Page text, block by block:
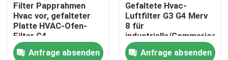
Qualitätskontrolle
Treten Sie mit uns in Verbindung
Filter Papprahmen
Hvac vor, gefalteter
Platte HVAC-Ofen-
Filter G4
Anfrage absenden
Gefaltete Hvac-
Luftfilter G3 G4 Merv
8 für
industrielle/Commerical-
Anwendung
Anfrage absenden